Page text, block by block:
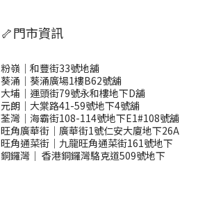
🦴門市資訊
粉嶺｜和豐街33號地舖
葵涌｜葵涌廣場1樓B62號舖
大埔｜運頭街79號永和樓地下D舖
元朗｜大棠路41-59號地下4號舖
荃灣｜海霸街108-114號地下E1#108號舖
旺角廣華街｜廣華街1號仁安大廈地下26A
旺角通菜街｜九龍旺角通菜街161號地下
銅鑼灣 ｜ 香港銅鑼灣駱克道509號地下